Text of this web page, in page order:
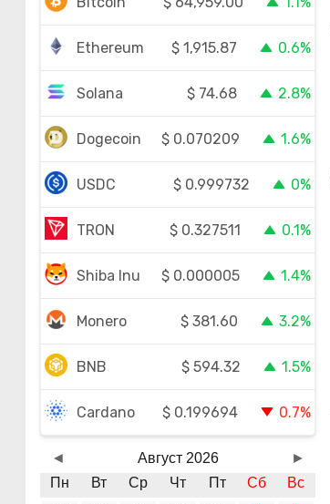
Ethereum $ 1,915.87 0.6%
Solana $ 74.68 2.8%
Dogecoin $ 0.070209 1.6%
USDC $ 0.999732 0%
TRON $ 0.327511 0.1%
Shiba Inu $ 0.000005 1.4%
Monero $ 381.60 3.2%
BNB $ 594.32 1.5%
Cardano $ 0.199694 0.7%
Август 2026
Пн
Вт Ср Чт Пт Сб
Вс
◄ ►